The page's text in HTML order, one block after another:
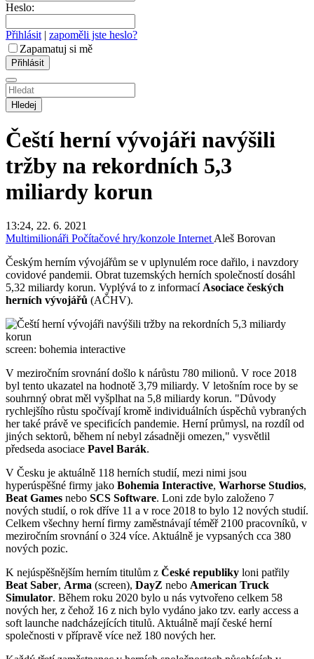
Heslo:
Přihlásit | zapoměli jste heslo?
Zapamatuj si mě
Hledej
Čeští herní vývojáři navýšili
tržby na rekordních 5,3
miliardy korun
13:24, 22. 6. 2021
Multimilionáři Počítačové hry/konzole InternetAleš Borovan
Českým herním vývojářům se v uplynulém roce dařilo, i navzdory
covidové pandemii. Obrat tuzemských herních společností dosáhl
5,32 miliardy korun. Vyplývá to z informacíAsociace českých
herních vývojářů (AČHV).
screen: bohemia interactive
V meziročním srovnání došlo k nárůstu 780 milionů. V roce 2018
byl tento ukazatel na hodnotě 3,79 miliardy. V letošním roce by se
souhrnný obrat měl vyšplhat na 5,8 miliardy korun. "Důvody
rychlejšího růstu spočívají kromě individuálních úspěchů vybraných
her také právě ve specificích pandemie. Herní průmysl, na rozdíl od
jiných sektorů, během ní nebyl zásadněji omezen," vysvětlil
předseda asociace Pavel Barák.
V Česku je aktuálně 118 herních studií, mezi nimi jsou
hyperúspěšné firmy jako Bohemia Interactive, Warhorse Studios,
Beat Games nebo SCS Software. Loni zde bylo založeno 7
nových studií, o rok dříve 11 a v roce 2018 to bylo 12 nových studií.
Celkem všechny herní firmy zaměstnávají téměř 2100 pracovníků, v
meziročním srovnání o 324 více. Aktuálně je vypsaných cca 380
nových pozic.
K nejúspěšnějším herním titulům z České republiky loni patřily
Beat Saber, Arma (screen), DayZ nebo American Truck
Simulator. Během roku 2020 bylo u nás vytvořeno celkem 58
nových her, z čehož 16 z nich bylo vydáno jako tzv. early access a
soft launche nadcházejících titulů. Aktuálně mají české herní
společnosti v přípravě více než 180 nových her.